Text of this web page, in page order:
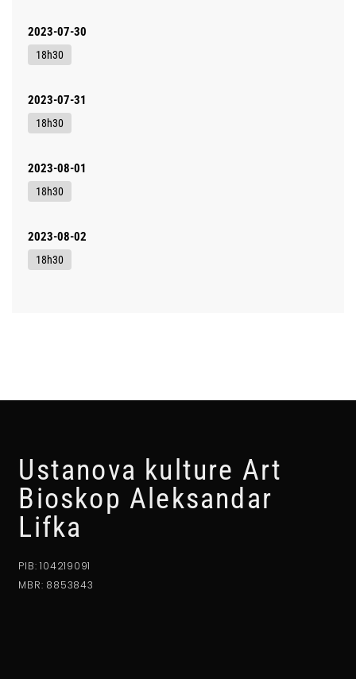
2023-07-30
18h30
2023-07-31
18h30
2023-08-01
18h30
2023-08-02
18h30
Ustanova kulture Art
Bioskop Aleksandar
Lifka
PIB: 104219091
MBR: 8853843